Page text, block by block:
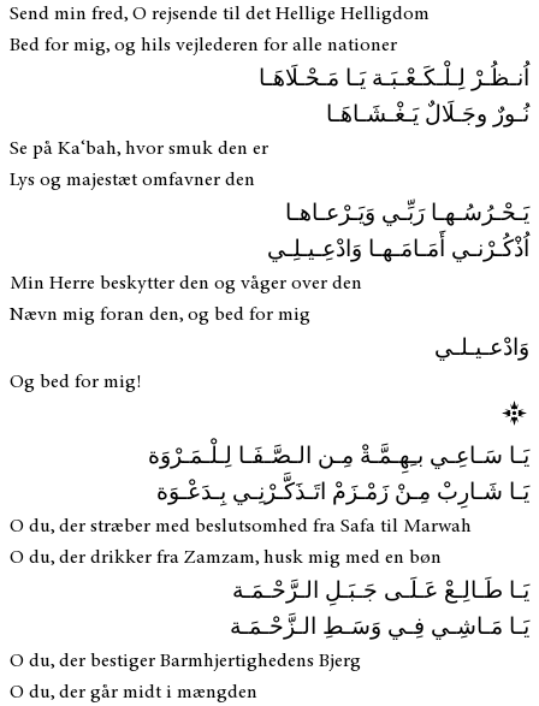
Send min fred, O rejsende til det Hellige Helligdom
Bed for mig, og hils vejlederen for alle nationer
اُنـظُـرْ لِـلْـكَـعْـبَـة يَـا مَـحْـلَاهَـا
نُـورٌ وجَـلَالٌ يَـغْـشَـاهَـا
Se på Ka‘bah, hvor smuk den er
Lys og majestæt omfavner den
يَـحْـرُسُـهـا رَبِّـي وَيَـرْعـاهـا
اُذْكُـرْنـي أَمَـامَـهـا وَادْعِـيـلِـي
Min Herre beskytter den og våger over den
Nævn mig foran den, og bed for mig
وَادْعـيـلـي
Og bed for mig!
يَـا سَـاعِـي بـِهِـمَّـةْ مِـن الـصَّـفَـا لِـلْـمَـرْوَة
يَـا شَـارِبْ مِـنْ زَمْـزَمْ اتَـذَكَّـرْنِـي بِـدَعْـوَة
O du, der stræber med beslutsomhed fra Safa til Marwah
O du, der drikker fra Zamzam, husk mig med en bøn
يَـا طَـالِـعْ عَـلَـى جَـبَـلِ الـرَّحْـمَـة
يَـا مَـاشِـي فِـي وَسَـطِ الـزَّحْـمَـة
O du, der bestiger Barmhjertighedens Bjerg
O du, der går midt i mængden